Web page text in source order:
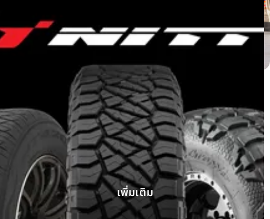
GWM Tank 300 ติดตั้ง Ridge Grappler
เพิ่มเติม